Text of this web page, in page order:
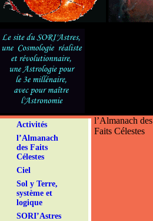
Activités
l’Almanach
des Faits
Célestes
Ciel
Sol y Terre,
système et
logique
SORI’Astres
l’Almanach des
Faits Célestes